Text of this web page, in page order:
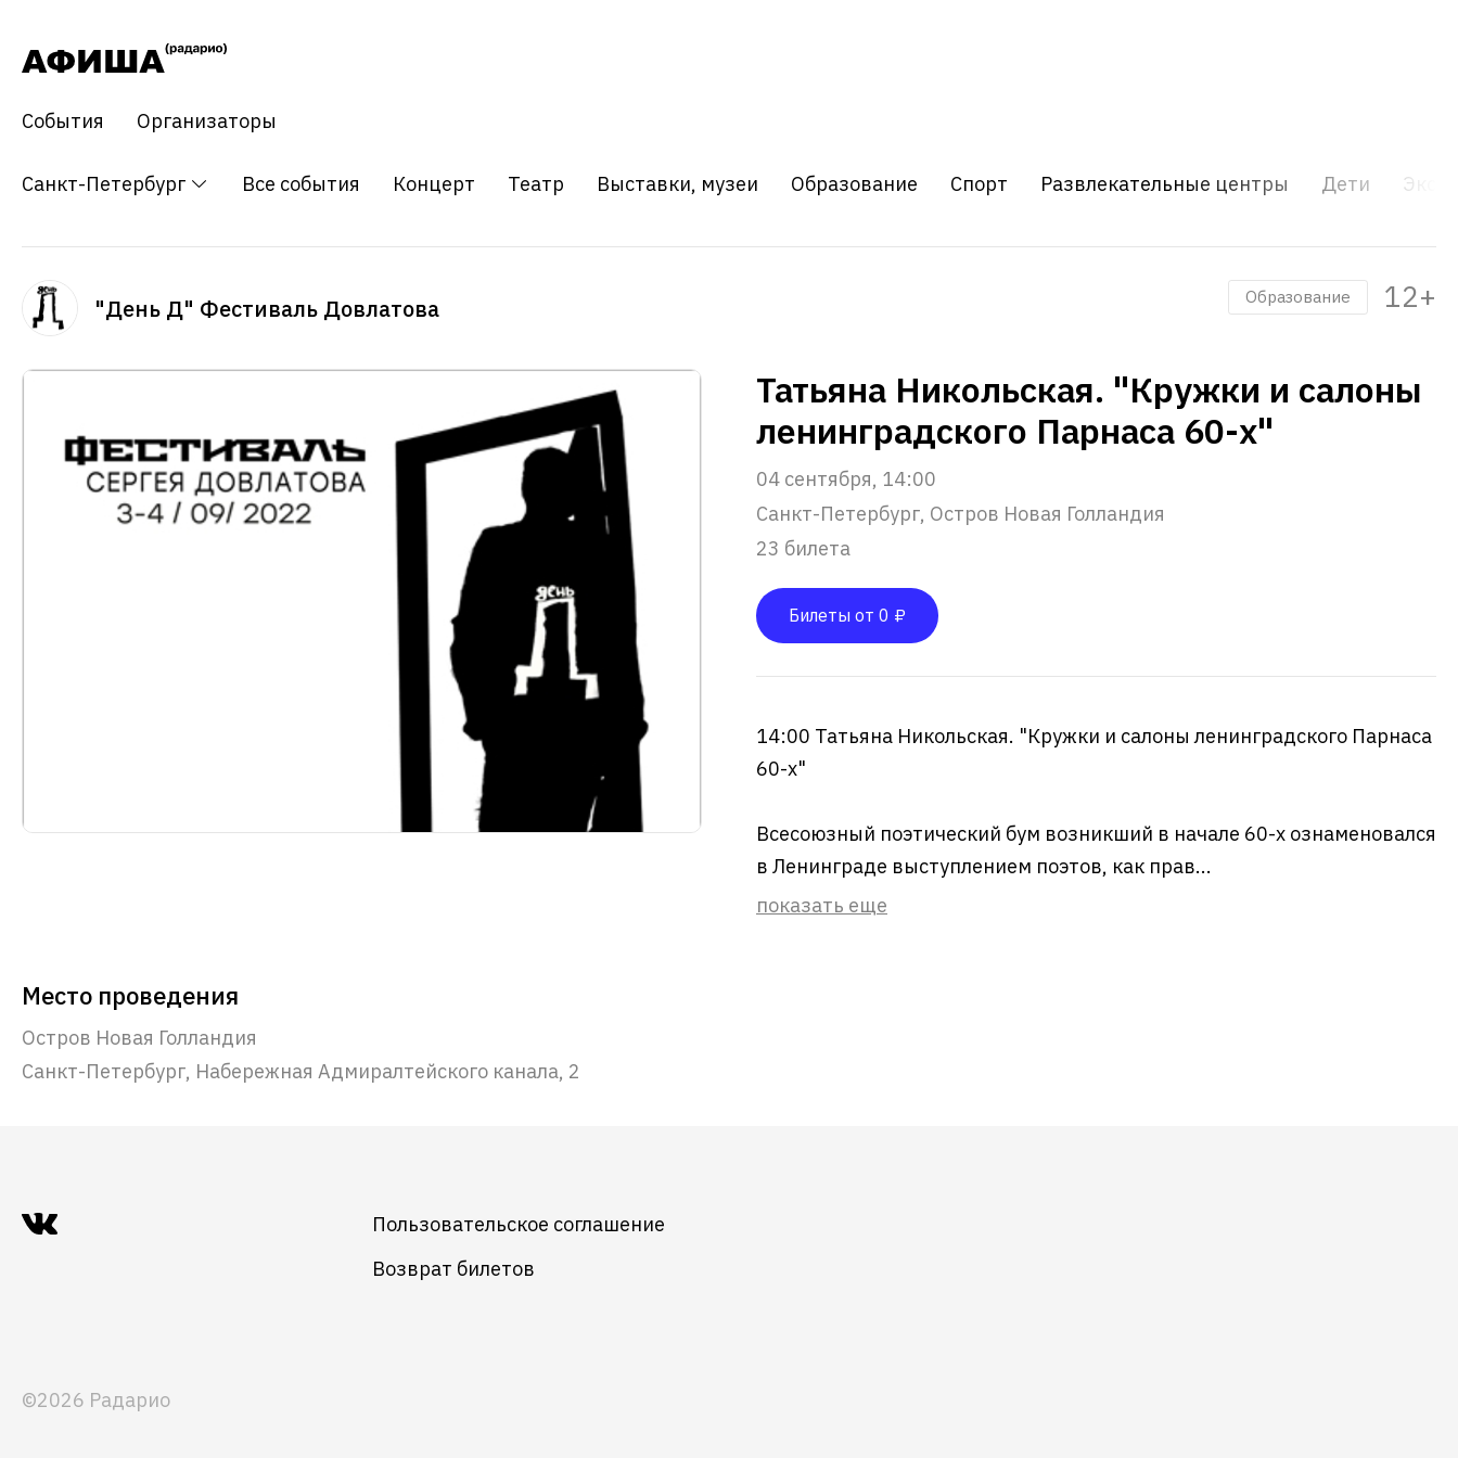
События Организаторы
Санкт-Петербург Все события Концерт Театр Выставки, музеи Образование Спорт Развлекательные центры Дети
"День Д" Фестиваль Довлатова Образование 12+
Татьяна Никольская. "Кружки и салоны
ленинградского Парнаса 60-х"
04 сентября, 14:00
Санкт-Петербург, Остров Новая Голландия
23 билета
Билеты от 0 ₽
14:00 Татьяна Никольская. "Кружки и салоны ленинградского Парнаса
60-х"
Всесоюзный поэтический бум возникший в начале 60-х ознаменовался
в Ленинграде выступлением поэтов, как прав...
показать еще
Место проведения
Остров Новая Голландия
Санкт-Петербург, Набережная Адмиралтейского канала, 2
Пользовательское соглашение
Возврат билетов
©2026 Радарио